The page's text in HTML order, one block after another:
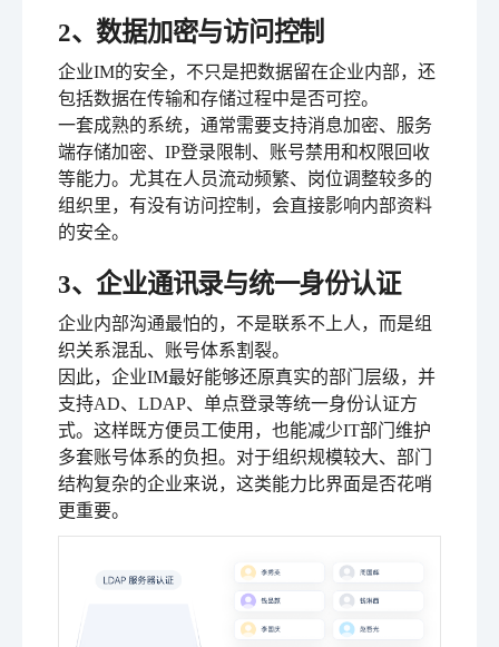
2、数据加密与访问控制
企业IM的安全，不只是把数据留在企业内部，还
包括数据在传输和存储过程中是否可控。
一套成熟的系统，通常需要支持消息加密、服务
端存储加密、IP登录限制、账号禁用和权限回收
等能力。尤其在人员流动频繁、岗位调整较多的
组织里，有没有访问控制，会直接影响内部资料
的安全。
3、企业通讯录与统一身份认证
企业内部沟通最怕的，不是联系不上人，而是组
织关系混乱、账号体系割裂。
因此，企业IM最好能够还原真实的部门层级，并
支持AD、LDAP、单点登录等统一身份认证方
式。这样既方便员工使用，也能减少IT部门维护
多套账号体系的负担。对于组织规模较大、部门
结构复杂的企业来说，这类能力比界面是否花哨
更重要。